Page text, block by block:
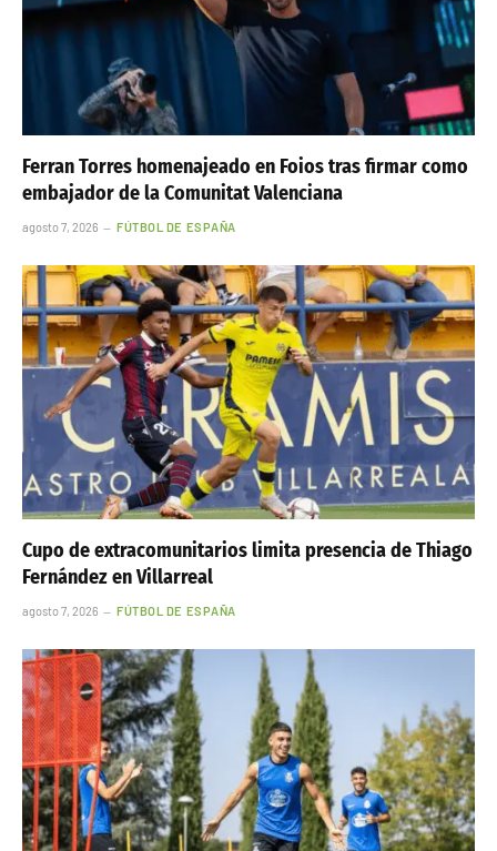
Ferran Torres homenajeado en Foios tras firmar como
embajador de la Comunitat Valenciana
agosto 7, 2026 FÚTBOL DE ESPAÑA
Cupo de extracomunitarios limita presencia de Thiago
Fernández en Villarreal
agosto 7, 2026 FÚTBOL DE ESPAÑA